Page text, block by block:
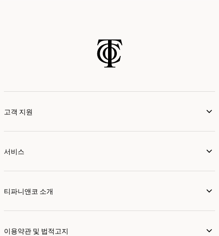
고객 지원
서비스
티파니앤코 소개
이용약관 및 법적고지